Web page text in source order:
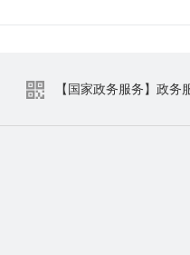
【国家政务服务】政务